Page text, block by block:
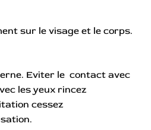
sur le visage et le corps.
Eviter le contact avec
les yeux rincez
cessez